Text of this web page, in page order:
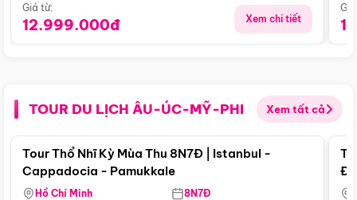
Giá từ:
12.999.000đ Xem chi tiết
TOUR DU LỊCH ÂU-ÚC-MỸ-PHI Xem tất cả
Điểm nổi bật
Tour Thổ Nhĩ Kỳ Mùa Thu 8N7Đ | Istanbul -
Cappadocia - Pamukkale
Hồ Chí Minh 8N7Đ